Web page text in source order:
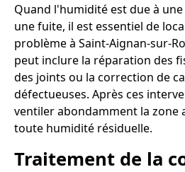
Quand l'humidité est due à
une fuite, il est essentiel de
problème à Saint-Aignan-sur-
peut inclure la réparation des
des joints ou la correction de
défectueuses. Après ces
ventiler abondamment la zone
toute humidité résiduelle.
Traitement de la